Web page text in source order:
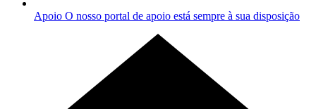
Apoio O nosso portal de apoio está sempre à sua disposição